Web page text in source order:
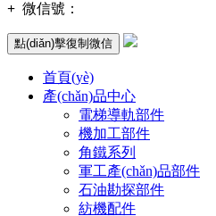
+ 微信號：
點(diǎn)擊復制微信
首頁(yè)
產(chǎn)品中心
電梯導軌部件
機加工部件
角鐵系列
軍工產(chǎn)品部件
石油勘探部件
紡機配件